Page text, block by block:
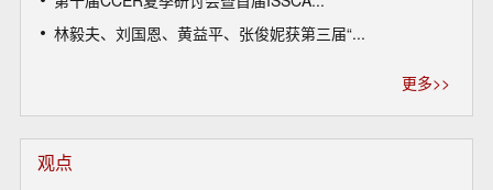
林毅夫、刘国恩、黄益平、张俊妮获第三届“...
更多>>
观点